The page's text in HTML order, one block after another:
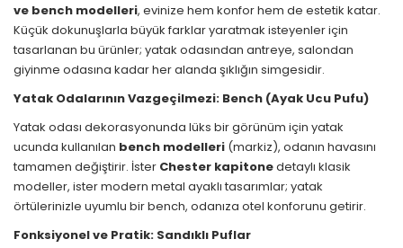
ve bench modelleri, evinize hem konfor hem de estetik katar.
Küçük dokunuşlarla büyük farklar yaratmak isteyenler için
tasarlanan bu ürünler; yatak odasından antreye, salondan
giyinme odasına kadar her alanda şıklığın simgesidir.
Yatak Odalarının Vazgeçilmezi: Bench (Ayak Ucu Pufu)
Yatak odası dekorasyonunda lüks bir görünüm için yatak
ucunda kullanılan bench modelleri (markiz), odanın havasını
tamamen değiştirir. İster Chester kapitonedetaylı klasik
modeller, ister modern metal ayaklı tasarımlar; yatak
örtülerinizle uyumlu bir bench, odanıza otel konforunu getirir.
Fonksiyonel ve Pratik: Sandıklı Puflar